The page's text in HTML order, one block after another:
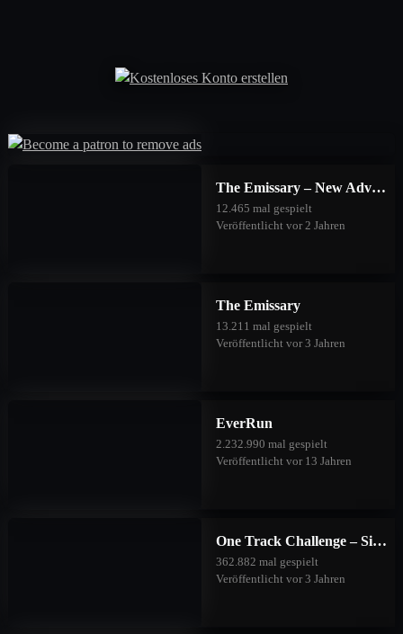
The Emissary – New Adventures
12.465 mal gespielt
Veröffentlicht vor 2 Jahren
The Emissary
13.211 mal gespielt
Veröffentlicht vor 3 Jahren
EverRun
2.232.990 mal gespielt
Veröffentlicht vor 13 Jahren
One Track Challenge – Silver Valley
362.882 mal gespielt
Veröffentlicht vor 3 Jahren